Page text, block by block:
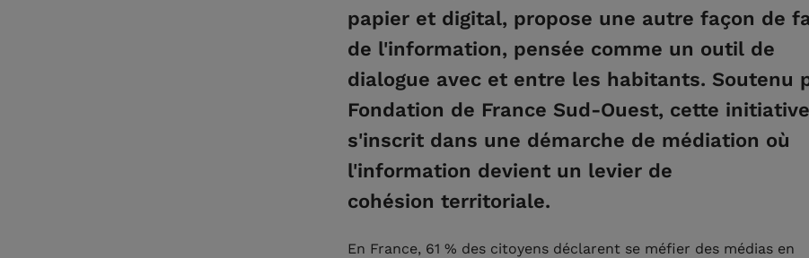
papier et digital, propose une autre façon de
de l'information, pensée comme un outil de
dialogue avec et entre les habitants. Soutenu
Fondation de France Sud-Ouest, cette initiative
s'inscrit dans une démarche de médiation où
l'information devient un levier de
cohésion territoriale.
En France, 61 % des citoyens déclarent se méfier des médias en